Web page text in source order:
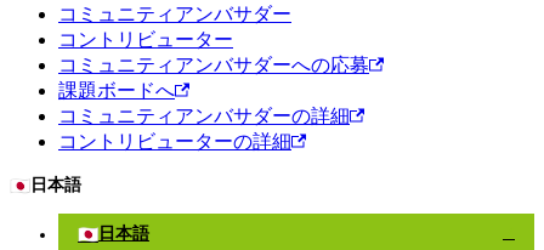
コミュニティアンバサダー
コントリビューター
コミュニティアンバサダーへの応募
課題ボードへ
コミュニティアンバサダーの詳細
コントリビューターの詳細
🇯🇵 日本語
🇯🇵 日本語